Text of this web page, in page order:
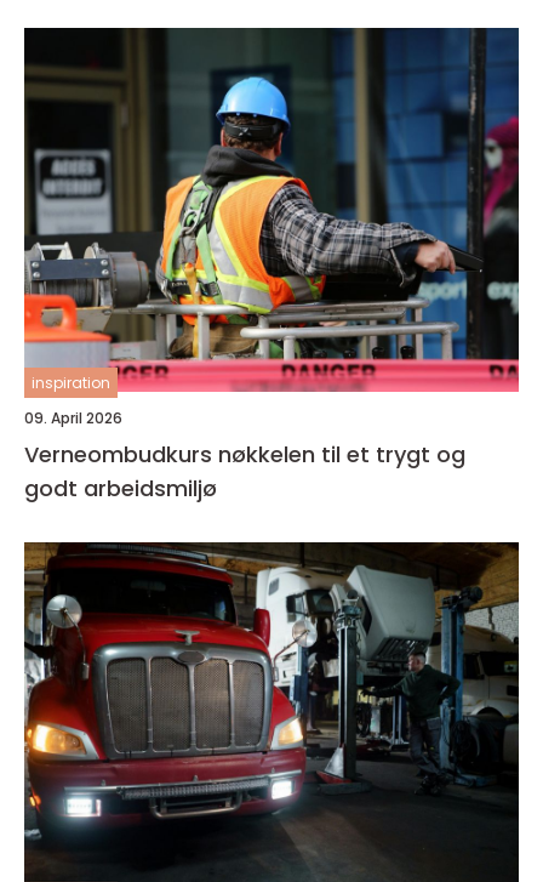
inspiration
09. April 2026
Verneombudkurs nøkkelen til et trygt og
godt arbeidsmiljø